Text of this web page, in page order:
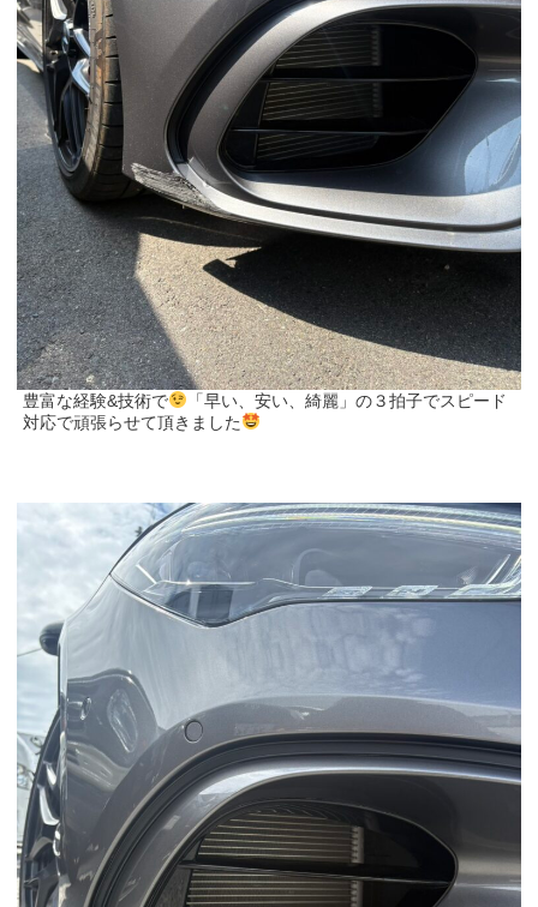
豊富な経験&技術で
「早い、安い、綺麗」の３拍子でスピード
対応で頑張らせて頂きました